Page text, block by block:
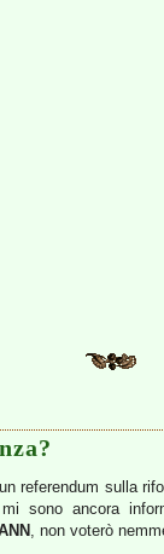
referendum sulla
sono ancora
, non voterò